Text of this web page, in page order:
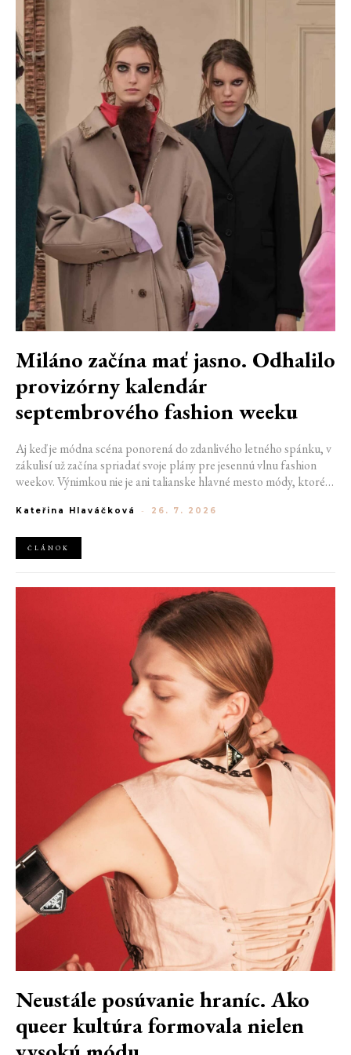
Miláno začína mať jasno. Odhalilo
provizórny kalendár
septembrového fashion weeku
Aj keď je módna scéna ponorená do zdanlivého letného spánku, v
zákulisí už začína spriadať svoje plány pre jesennú vlnu fashion
weekov. Výnimkou nie je ani talianske hlavné mesto módy, ktoré
od 22. do 28. septembra privíta tradičné mená, pozornosť však
značky Moschino.
Kateřina Hlaváčková - 26. 7. 2026
ČLÁNOK
Neustále posúvanie hraníc. Ako
queer kultúra formovala nielen